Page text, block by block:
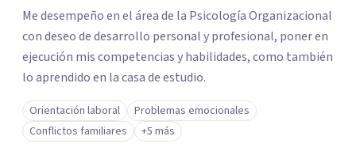
necesidades.
Responder cuestionario
Me desempeño en el área de la Psicología Organizacional
con deseo de desarrollo personal y profesional, poner en
ejecución mis competencias y habilidades, como también
lo aprendido en la casa de estudio.
Orientación laboral
Problemas emocionales
Conflictos familiares
+5 más